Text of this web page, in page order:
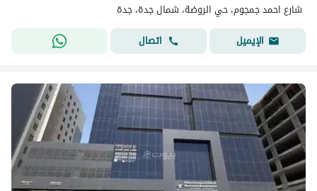
شارع احمد جمجوم، حي الروضة، شمال جدة، جدة
الإيميل
اتصال